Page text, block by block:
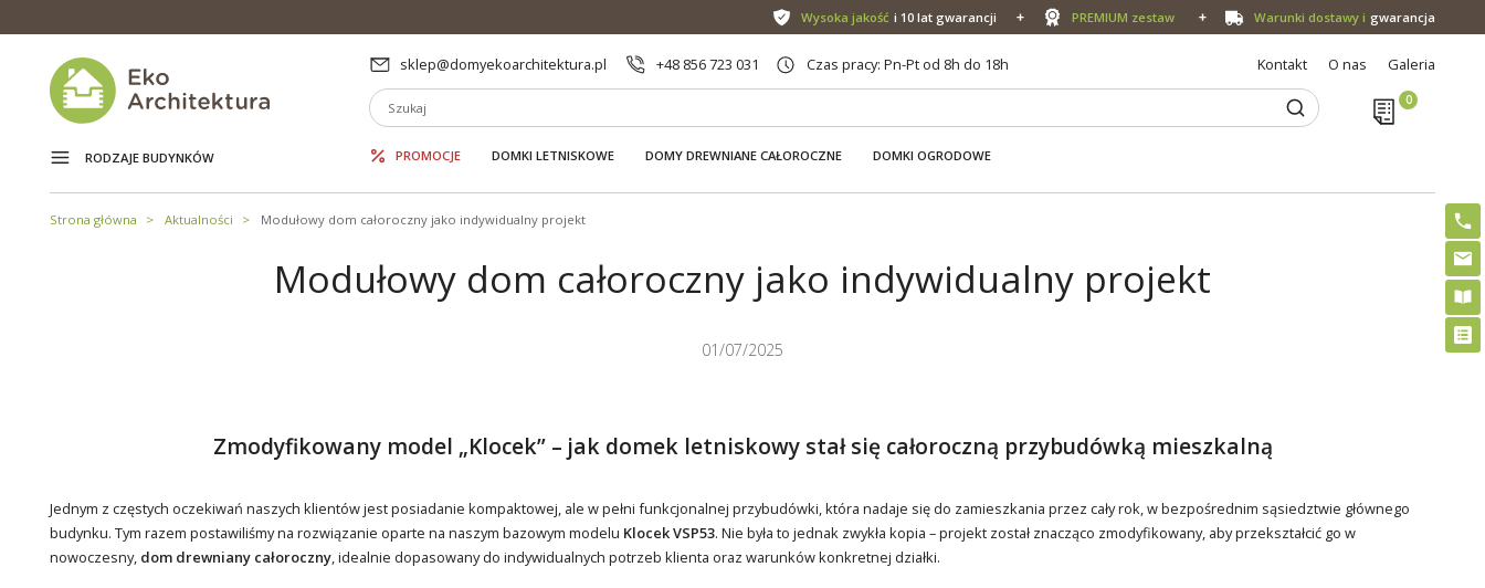
Wysoka jakość i 10 lat gwarancji PREMIUM zestaw Warunki dostawy i gwarancja
sklep@domyekoarchitektura.pl +48 856 723 031 Czas pracy: Pn-Pt od 8h do 18h Kontakt O nas Galeria
RODZAJE BUDYNKÓW PROMOCJE DOMKI LETNISKOWE DOMY DREWNIANE CAŁOROCZNE DOMKI OGRODOWE
Strona główna Aktualności Modułowy dom całoroczny jako indywidualny projekt
Modułowy dom całoroczny jako indywidualny projekt
01/07/2025
Zmodyfikowany model „Klocek” – jak domek letniskowy stał się całoroczną przybudówką mieszkalną
Jednym z częstych oczekiwań naszych klientów jest posiadanie kompaktowej, ale w pełni funkcjonalnej przybudówki, która nadaje się do zamieszkania przez cały rok, w bezpośrednim sąsiedztwie głównego
budynku. Tym razem postawiliśmy na rozwiązanie oparte na naszym bazowym modelu Klocek VSP53. Nie była to jednak zwykła kopia – projekt został znacząco zmodyfikowany, aby przekształcić go w
nowoczesny, dom drewniany całoroczny, idealnie dopasowany do indywidualnych potrzeb klienta oraz warunków konkretnej działki.